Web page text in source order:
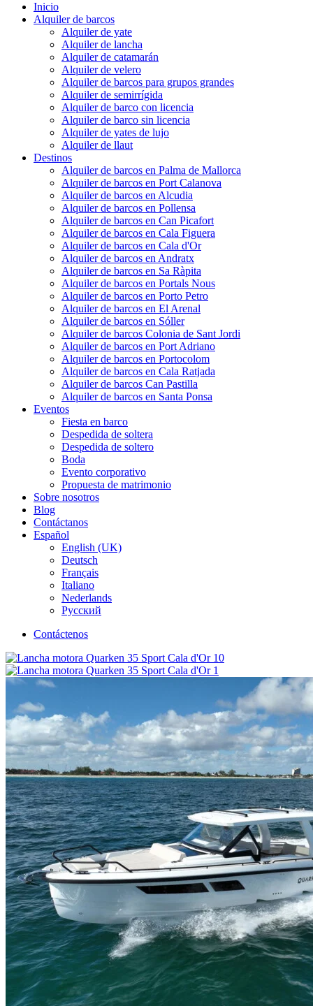
Inicio
Alquiler de barcos
Alquiler de yate
Alquiler de lancha
Alquiler de catamarán
Alquiler de velero
Alquiler de barcos para grupos grandes
Alquiler de semirrígida
Alquiler de barco con licencia
Alquiler de barco sin licencia
Alquiler de yates de lujo
Alquiler de llaut
Destinos
Alquiler de barcos en Palma de Mallorca
Alquiler de barcos en Port Calanova
Alquiler de barcos en Alcudia
Alquiler de barcos en Pollensa
Alquiler de barcos en Can Picafort
Alquiler de barcos en Cala Figuera
Alquiler de barcos en Cala d'Or
Alquiler de barcos en Andratx
Alquiler de barcos en Sa Ràpita
Alquiler de barcos en Portals Nous
Alquiler de barcos en Porto Petro
Alquiler de barcos en El Arenal
Alquiler de barcos en Sóller
Alquiler de barcos Colonia de Sant Jordi
Alquiler de barcos en Port Adriano
Alquiler de barcos en Portocolom
Alquiler de barcos en Cala Ratjada
Alquiler de barcos Can Pastilla
Alquiler de barcos en Santa Ponsa
Eventos
Fiesta en barco
Despedida de soltera
Despedida de soltero
Boda
Evento corporativo
Propuesta de matrimonio
Sobre nosotros
Blog
Contáctanos
Español
English (UK)
Deutsch
Français
Italiano
Nederlands
Русский
Contáctenos